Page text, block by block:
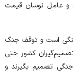
و عامل نوسان قیمت
است و توقف جنگ
کشور حتی
تصمیم بگیرند و